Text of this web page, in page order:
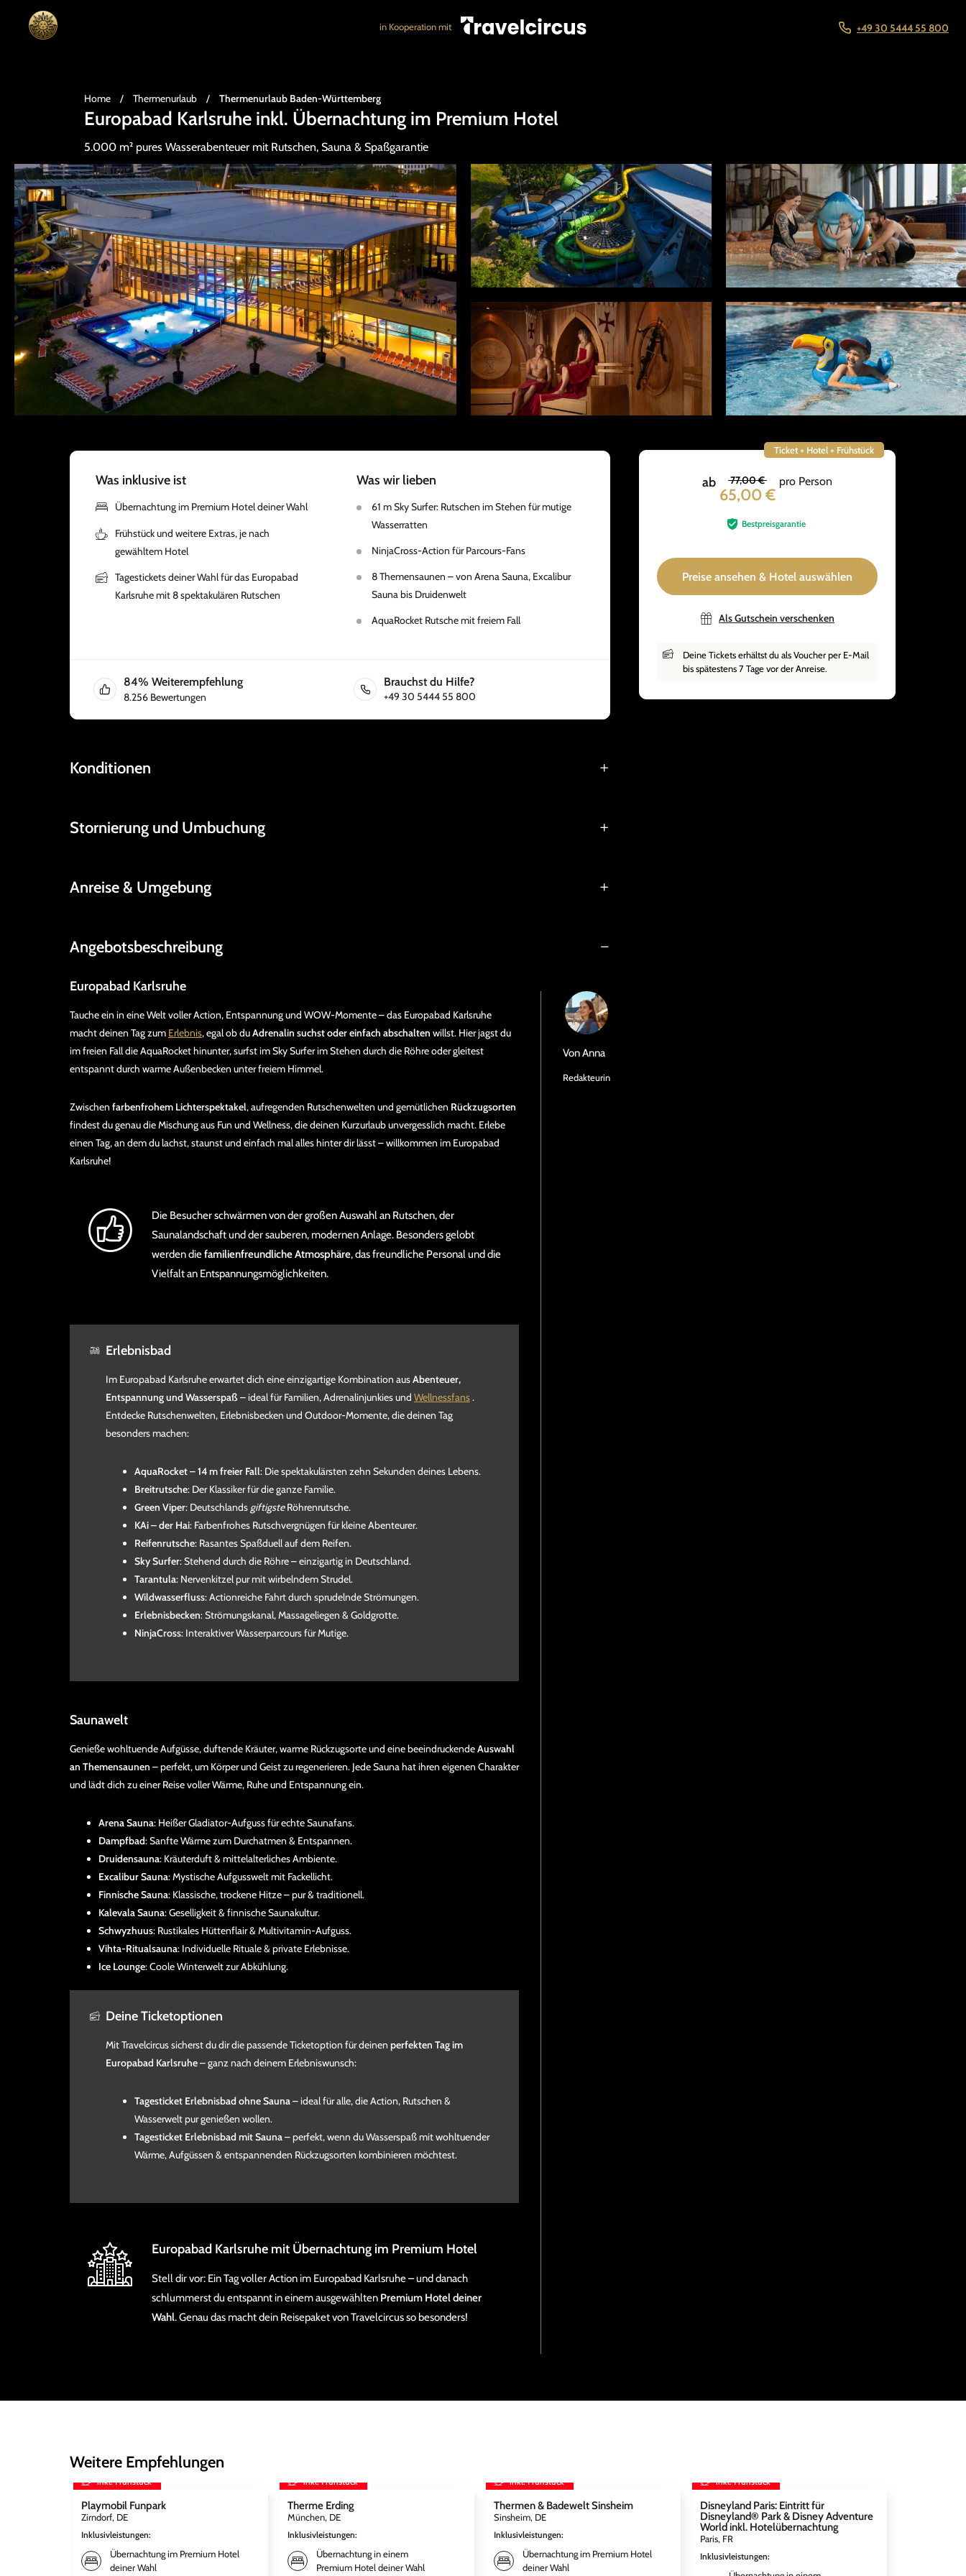
in Kooperation mit +49 30 5444 55 800
Home / Thermenurlaub / Thermenurlaub Baden-Württemberg
Europabad Karlsruhe inkl. Übernachtung im Premium Hotel
5.000 m² pures Wasserabenteuer mit Rutschen, Sauna & Spaßgarantie
Ticket + Hotel + Frühstück
ab 77,00 €
65,00 €
pro Person
Bestpreisgarantie
Preise ansehen & Hotel auswählen
Als Gutschein verschenken
Deine Tickets erhältst du als Voucher per E-Mail
bis spätestens 7 Tage vor der Anreise.
Was inklusive ist
Übernachtung im Premium Hotel deiner Wahl
Frühstück und weitere Extras, je nach
gewähltem Hotel
Tagestickets deiner Wahl für das Europabad
Karlsruhe mit 8 spektakulären Rutschen
Was wir lieben
61 m Sky Surfer: Rutschen im Stehen für mutige
Wasserratten
NinjaCross-Action für Parcours-Fans
8 Themensaunen – von Arena Sauna, Excalibur
Sauna bis Druidenwelt
AquaRocket Rutsche mit freiem Fall
84% Weiterempfehlung
8.256 Bewertungen
Brauchst du Hilfe?
+49 30 5444 55 800
Konditionen
Stornierung und Umbuchung
Anreise & Umgebung
Angebotsbeschreibung
Europabad Karlsruhe
Tauche ein in eine Welt voller Action, Entspannung und WOW-Momente – das Europabad Karlsruhe
macht deinen Tag zum Erlebnis, egal ob duAdrenalin suchst oder einfach abschalten willst. Hier jagst du
im freien Fall die AquaRocket hinunter, surfst im Sky Surfer im Stehen durch die Röhre oder gleitest
entspannt durch warme Außenbecken unter freiem Himmel.
Zwischen farbenfrohem Lichterspektakel, aufregenden Rutschenwelten und gemütlichen Rückzugsorten
findest du genau die Mischung aus Fun und Wellness, die deinen Kurzurlaub unvergesslich macht. Erlebe
einen Tag, an dem du lachst, staunst und einfach mal alles hinter dir lässt – willkommen im Europabad
Karlsruhe!
Die Besucher schwärmen von der großen Auswahl an Rutschen, der
Saunalandschaft und der sauberen, modernen Anlage. Besonders gelobt
werden diefamilienfreundliche Atmosphäre, das freundliche Personal und die
Vielfalt an Entspannungsmöglichkeiten.
Erlebnisbad
Im Europabad Karlsruhe erwartet dich eine einzigartige Kombination ausAbenteuer,
Entspannung und Wasserspaß– ideal für Familien, Adrenalinjunkies und Wellnessfans.
Entdecke Rutschenwelten, Erlebnisbecken und Outdoor-Momente, die deinen Tag
besonders machen:
AquaRocket – 14 m freier Fall: Die spektakulärsten zehn Sekunden deines Lebens.
Breitrutsche: Der Klassiker für die ganze Familie.
Green Viper: Deutschlands giftigsteRöhrenrutsche.
KAi – der Hai: Farbenfrohes Rutschvergnügen für kleine Abenteurer.
Reifenrutsche: Rasantes Spaßduell auf dem Reifen.
Sky Surfer: Stehend durch die Röhre – einzigartig in Deutschland.
Tarantula: Nervenkitzel pur mit wirbelndem Strudel.
Wildwasserfluss: Actionreiche Fahrt durch sprudelnde Strömungen.
Erlebnisbecken: Strömungskanal, Massageliegen & Goldgrotte.
NinjaCross: Interaktiver Wasserparcours für Mutige.
Saunawelt
Genieße wohltuende Aufgüsse, duftende Kräuter, warme Rückzugsorte und eine beeindruckendeAuswahl
an Themensaunen – perfekt, um Körper und Geist zu regenerieren. Jede Sauna hat ihren eigenen Charakter
und lädt dich zu einer Reise voller Wärme, Ruhe und Entspannung ein.
Arena Sauna: Heißer Gladiator-Aufguss für echte Saunafans.
Dampfbad: Sanfte Wärme zum Durchatmen & Entspannen.
Druidensauna: Kräuterduft & mittelalterliches Ambiente.
Excalibur Sauna: Mystische Aufgusswelt mit Fackellicht.
Finnische Sauna: Klassische, trockene Hitze – pur & traditionell.
Kalevala Sauna: Geselligkeit & finnische Saunakultur.
Schwyzhuus: Rustikales Hüttenflair & Multivitamin-Aufguss.
Vihta-Ritualsauna: Individuelle Rituale & private Erlebnisse.
Ice Lounge: Coole Winterwelt zur Abkühlung.
Deine Ticketoptionen
Mit Travelcircus sicherst du dir die passende Ticketoption für deinen perfekten Tag im
Europabad Karlsruhe– ganz nach deinem Erlebniswunsch:
Tagesticket Erlebnisbad ohne Sauna– ideal für alle, die Action, Rutschen &
Wasserwelt pur genießen wollen.
Tagesticket Erlebnisbad mit Sauna– perfekt, wenn du Wasserspaß mit wohltuender
Wärme, Aufgüssen & entspannenden Rückzugsorten kombinieren möchtest.
Europabad Karlsruhe mit Übernachtung im Premium Hotel
Stell dir vor: Ein Tag voller Action im Europabad Karlsruhe – und danach
schlummerst du entspannt in einem ausgewählten Premium Hotel deiner
Wahl. Genau das macht dein Reisepaket von Travelcircus so besonders!
VonAnna
Redakteurin
Weitere Empfehlungen
inkl. Frühstück
Playmobil Funpark
Zirndorf, DE
Inklusivleistungen:
Übernachtung im Premium Hotel
deiner Wahl
inkl. Frühstück
Therme Erding
München, DE
Inklusivleistungen:
Übernachtung in einem
Premium Hotel deiner Wahl
inkl. Frühstück
Thermen & Badewelt Sinsheim
Sinsheim, DE
Inklusivleistungen:
Übernachtung im Premium Hotel
deiner Wahl
inkl. Frühstück
Disneyland Paris: Eintritt für
Disneyland® Park & Disney Adventure
World inkl. Hotelübernachtung
Paris, FR
Inklusivleistungen: